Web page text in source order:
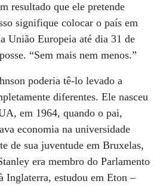
resultado que ele pretende
signifique colocar o país em
União Europeia até dia 31 de
“Sem mais nem menos.”
poderia tê-lo levado a
diferentes. Ele nasceu
em 1964, quando o pai,
economia na universidade
de sua juventude em Bruxelas,
era membro do Parlamento
Inglaterra, estudou em Eton –